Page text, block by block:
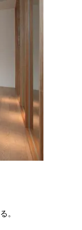
。